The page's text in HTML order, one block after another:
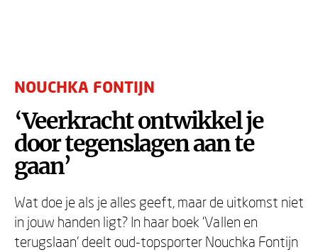
NOUCHKA FONTIJN
‘Veerkracht ontwikkel je
door tegenslagen aan te
gaan’
Wat doe je als je alles geeft, maar de uitkomst niet
in jouw handen ligt? In haar boek 'Vallen en
terugslaan' deelt oud-topsporter Nouchka Fontijn